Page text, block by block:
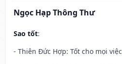
Ngọc Hạp Thông Thư
Sao tốt:
- Thiên Đức Hợp: Tốt cho mọi